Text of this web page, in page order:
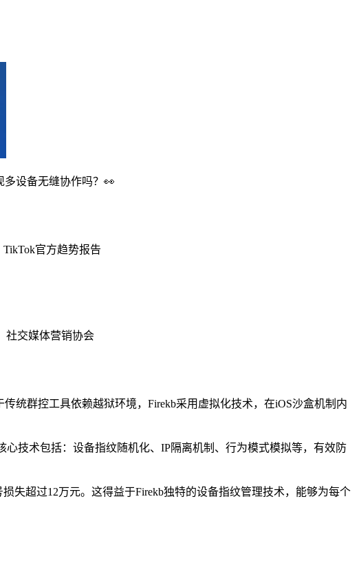
多设备无缝协作吗？👀
官方趋势报告
社交媒体营销协会
统群控工具依赖越狱环境，Firekb采用虚拟化技术，在iOS沙盒机制内
心技术包括：设备指纹随机化、IP隔离机制、行为模式模拟等，有效防
失超过12万元。这得益于Firekb独特的设备指纹管理技术，能够为每个